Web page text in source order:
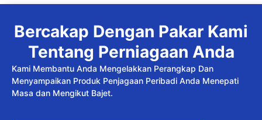
Bercakap Dengan Pakar Kami
Tentang Perniagaan Anda
Kami Membantu Anda Mengelakkan Perangkap Dan
Menyampaikan Produk Penjagaan Peribadi Anda Menepati
Masa dan Mengikut Bajet.